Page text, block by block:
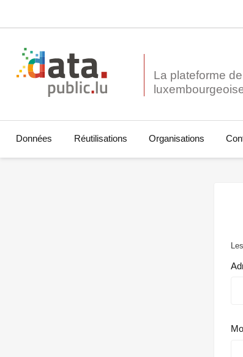
La plateforme
Données Réutilisations Organisations